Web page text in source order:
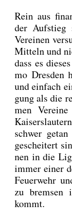
Rein aus
der Auf­stieg
Ver­ei­nen
Mit­teln und
dass es
mo Dres­den
und ein­fach
gung als die
men
schwer
geschei­tert
nen in die
immer einer
Feu­er­wehr
zu brem­sen
kommt.